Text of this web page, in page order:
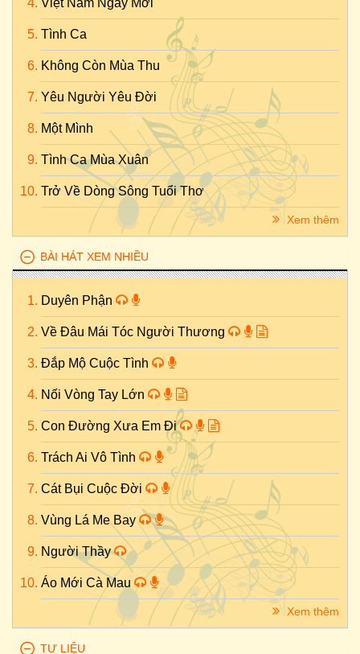
Việt Nam Ngày Mới
Tình Ca
Không Còn Mùa Thu
Yêu Người Yêu Đời
Một Mình
Tình Ca Mùa Xuân
Trở Về Dòng Sông Tuổi Thơ
Xem thêm
BÀI HÁT XEM NHIỀU
Duyên Phận
Về Đâu Mái Tóc Người Thương
Đắp Mộ Cuộc Tình
Nối Vòng Tay Lớn
Con Đường Xưa Em Đi
Trách Ai Vô Tình
Cát Bụi Cuộc Đời
Vùng Lá Me Bay
Người Thầy
Áo Mới Cà Mau
Xem thêm
TƯ LIỆU